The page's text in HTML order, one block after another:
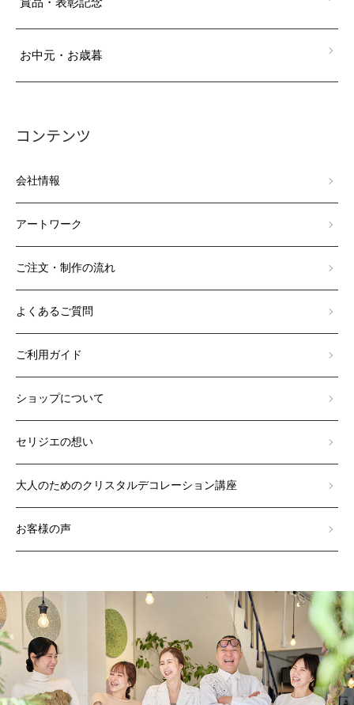
お中元・お歳暮
コンテンツ
会社情報
アートワーク
ご注文・制作の流れ
よくあるご質問
ご利用ガイド
ショップについて
セリジエの想い
大人のためのクリスタルデコレーション講座
お客様の声